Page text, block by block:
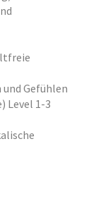
Gefühlen
Level 1-3